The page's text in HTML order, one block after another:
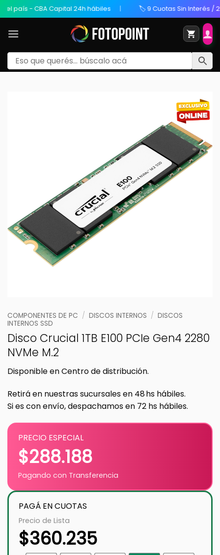
- CBA Capital 24h hábiles 🏷️ 9 Cuotas Sin Interés / 20%
COMPONENTES DE PC / DISCOS INTERNOS / DISCOS
INTERNOS SSD
Disco Crucial 1TB E100 PCIe Gen4 2280
NVMe M.2
Disponible en Centro de distribución.
Retirá en nuestras sucursales en 48 hs hábiles.
Si es con envío, despachamos en 72 hs hábiles.
PRECIO ESPECIAL
$288.188
Pagando con Transferencia
PAGÁ EN CUOTAS
Precio de Lista
$360.235